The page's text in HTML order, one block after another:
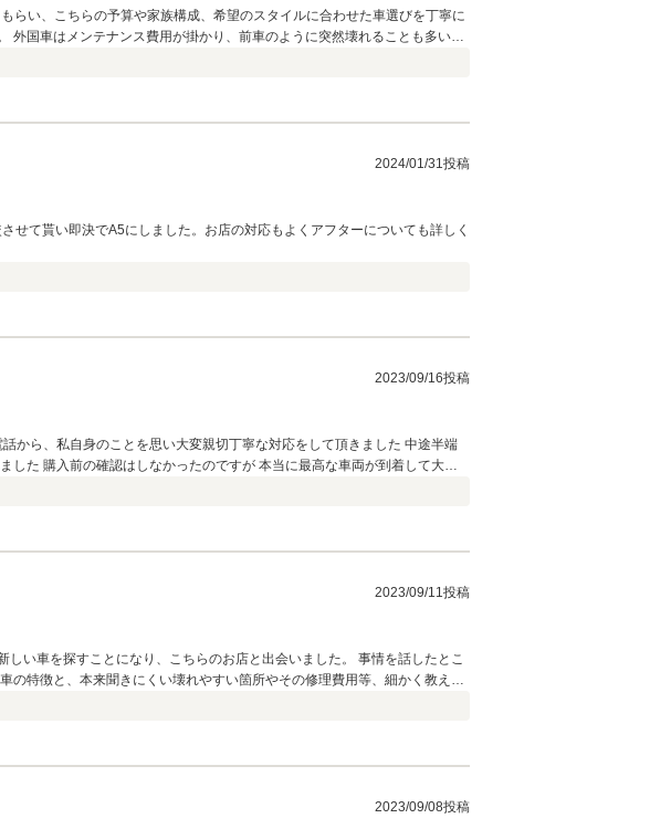
い、こちらの予算や家族構成、希望のスタイルに合わせた車選びを丁寧に
たそれにかかる費用なども具体的に教えてくださり、メンテナンス作業も
2024/01/31投稿
て貰い即決でA5にしました。お店の対応もよくアフターについても詳しく
2023/09/16投稿
から、私自身のことを思い大変親切丁寧な対応をして頂きました 中途半端
た 購入前の確認はしなかったのですが 本当に最高な車両が到着して大変
今後とも末永いお付き合いを宜しくお願いします
2023/09/11投稿
い車を探すことになり、こちらのお店と出会いました。 事情を話したとこ
の特徴と、本来聞きにくい壊れやすい箇所やその修理費用等、細かく教えて
と思います笑 お忙しい中社長さん自ら対応して頂きありがとうございまし
2023/09/08投稿